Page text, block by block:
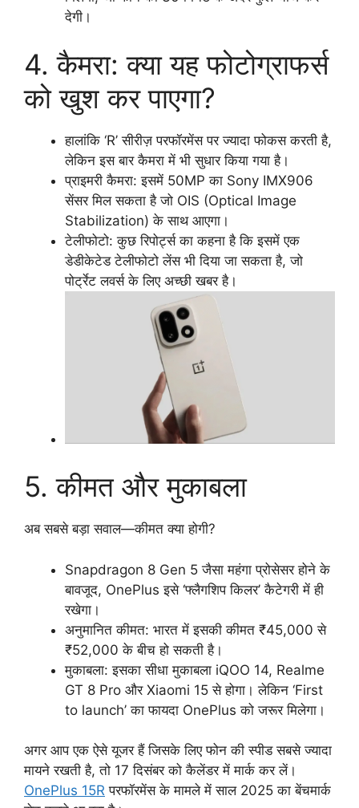
देगी।
4. कैमरा: क्या यह फोटोग्राफर्स
को खुश कर पाएगा?
हालांकि ‘R’ सीरीज़ परफॉरमेंस पर ज्यादा फोकस करती है,
लेकिन इस बार कैमरा में भी सुधार किया गया है।
प्राइमरी कैमरा: इसमें 50MP का Sony IMX906
सेंसर मिल सकता है जो OIS (Optical Image
Stabilization) के साथ आएगा।
टेलीफोटो: कुछ रिपोर्ट्स का कहना है कि इसमें एक
डेडीकेटेड टेलीफोटो लेंस भी दिया जा सकता है, जो
पोर्ट्रेट लवर्स के लिए अच्छी खबर है।
5. कीमत और मुकाबला
अब सबसे बड़ा सवाल—कीमत क्या होगी?
Snapdragon 8 Gen 5 जैसा महंगा प्रोसेसर होने के
बावजूद, OnePlus इसे ‘फ्लैगशिप किलर’ कैटेगरी में ही
रखेगा।
अनुमानित कीमत: भारत में इसकी कीमत ₹45,000 से
₹52,000 के बीच हो सकती है।
मुकाबला: इसका सीधा मुकाबला iQOO 14, Realme
GT 8 Pro और Xiaomi 15 से होगा। लेकिन ‘First
to launch’ का फायदा OnePlus को जरूर मिलेगा।
अगर आप एक ऐसे यूजर हैं जिसके लिए फोन की स्पीड सबसे ज्यादा
मायने रखती है, तो 17 दिसंबर को कैलेंडर में मार्क कर लें।
OnePlus 15R परफॉरमेंस के मामले में साल 2025 का बेंचमार्क